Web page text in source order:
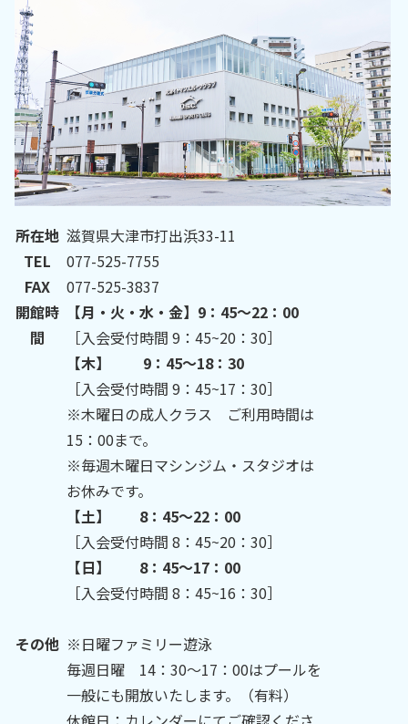
所在地 滋賀県大津市打出浜33-11
TEL
077-525-7755
FAX
077-525-3837
開館時
間
【月・火・水・金】9：45～22：00
［入会受付時間 9：45~20：30］
【木】 9：45～18：30
［入会受付時間 9：45~17：30］
※木曜日の成人クラス ご利用時間は
15：00まで。
※毎週木曜日マシンジム・スタジオは
お休みです。
【土】 8：45～22：00
［入会受付時間 8：45~20：30］
【日】 8：45～17：00
［入会受付時間 8：45~16：30］
その他 ※日曜ファミリー遊泳
毎週日曜 14：30～17：00はプールを
一般にも開放いたします。（有料）